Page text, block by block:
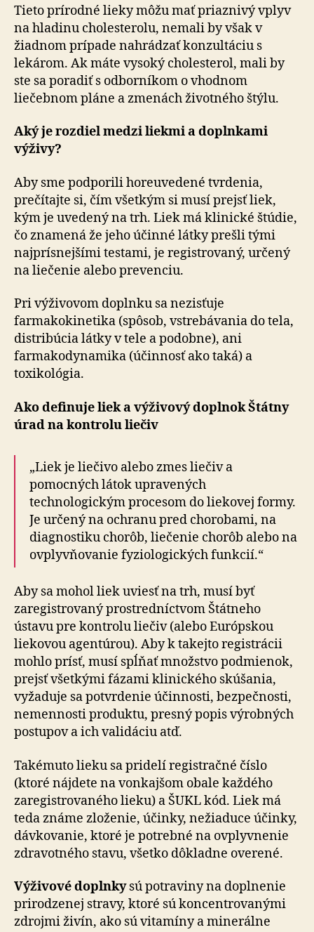
Tieto prírodné lieky môžu mať priaznivý vplyv
na hladinu cholesterolu, nemali by však v
žiadnom prípade nahrádzať konzultáciu s
lekárom. Ak máte vysoký cholesterol, mali by
ste sa poradiť s odborníkom o vhodnom
liečebnom pláne a zmenách životného štýlu.
Aký je rozdiel medzi liekmi a doplnkami
výživy?
Aby sme podporili horeuvedené tvrdenia,
prečítajte si, čím všetkým si musí prejsť liek,
kým je uvedený na trh. Liek má klinické štúdie,
čo znamená že jeho účinné látky prešli tými
najprísnejšími testami, je registrovaný, určený
na liečenie alebo prevenciu.
Pri výživovom doplnku sa nezisťuje
farmakokinetika (spôsob, vstrebávania do tela,
distribúcia látky v tele a podobne), ani
farmakodynamika (účinnosť ako taká) a
toxikológia.
Ako definuje liek a výživový doplnok Štátny
úrad na kontrolu liečiv
„Liek je liečivo alebo zmes liečiv a
pomocných látok upravených
technologickým procesom do liekovej formy.
Je určený na ochranu pred chorobami, na
diagnostiku chorôb, liečenie chorôb alebo na
ovplyvňovanie fyziologických funkcií.“
Aby sa mohol liek uviesť na trh, musí byť
zaregistrovaný prostredníctvom Štátneho
ústavu pre kontrolu liečiv (alebo Európskou
liekovou agentúrou). Aby k takejto registrácii
mohlo prísť, musí spĺňať množstvo podmienok,
prejsť všetkými fázami klinického skúšania,
vyžaduje sa potvrdenie účinnosti, bezpečnosti,
nemennosti produktu, presný popis výrobných
postupov a ich validáciu atď.
Takémuto lieku sa pridelí registračné číslo
(ktoré nájdete na vonkajšom obale každého
zaregistrovaného lieku) a ŠUKL kód. Liek má
teda známe zloženie, účinky, nežiaduce účinky,
dávkovanie, ktoré je potrebné na ovplyvnenie
zdravotného stavu, všetko dôkladne overené.
Výživové doplnkysú potraviny na doplnenie
prirodzenej stravy, ktoré sú koncentrovanými
zdrojmi živín, ako sú vitamíny a minerálne